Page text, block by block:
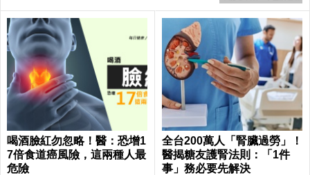
喝酒臉紅勿忽略！醫：恐增1
7倍食道癌風險，這兩種人最
危險
全台200萬人「腎臟過勞」！
醫揭糖友護腎法則：「1件
事」務必要先解決